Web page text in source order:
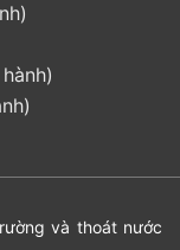
và thoát nước